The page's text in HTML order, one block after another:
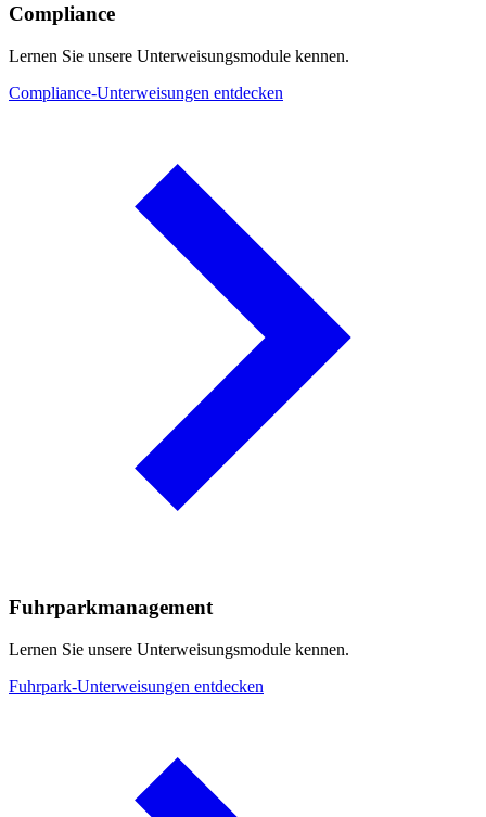
Compliance
Lernen Sie unsere Unterweisungsmodule kennen.
Compliance-Unterweisungen entdecken
Fuhrparkmanagement
Lernen Sie unsere Unterweisungsmodule kennen.
Fuhrpark-Unterweisungen entdecken